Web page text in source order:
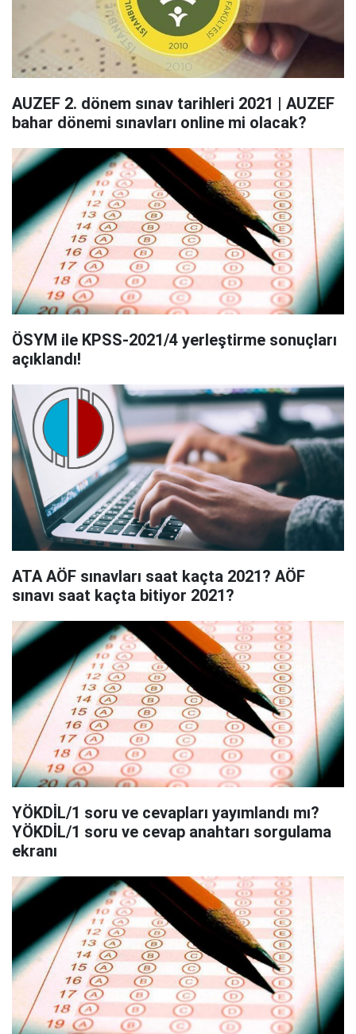
AUZEF 2. dönem sınav tarihleri 2021 | AUZEF
bahar dönemi sınavları online mi olacak?
ÖSYM ile KPSS-2021/4 yerleştirme sonuçları
açıklandı!
ATA AÖF sınavları saat kaçta 2021? AÖF
sınavı saat kaçta bitiyor 2021?
YÖKDİL/1 soru ve cevapları yayımlandı mı?
YÖKDİL/1 soru ve cevap anahtarı sorgulama
ekranı